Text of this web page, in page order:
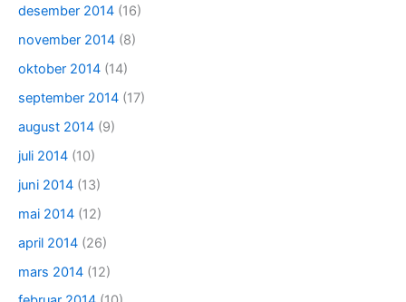
desember 2014 (16)
november 2014 (8)
oktober 2014 (14)
september 2014 (17)
august 2014 (9)
juli 2014 (10)
juni 2014 (13)
mai 2014 (12)
april 2014 (26)
mars 2014 (12)